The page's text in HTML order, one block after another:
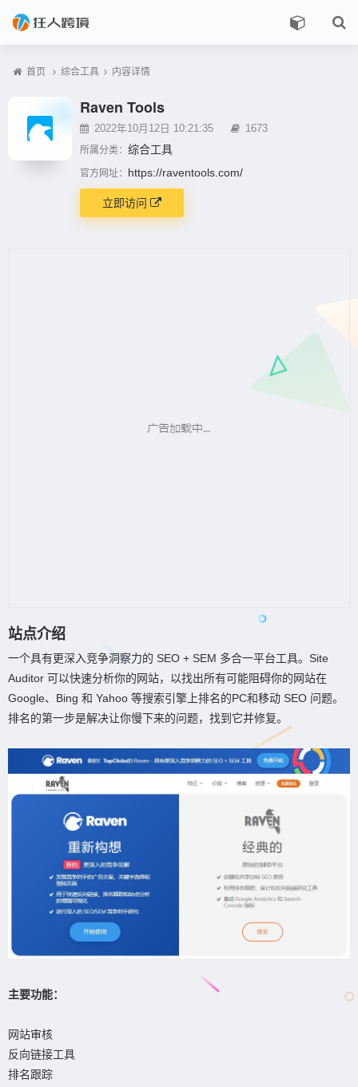
首页 综合工具 内容详情
Raven Tools
2022年10月12日 10:21:35
1673
所属分类： 综合工具
官方网址： https://raventools.com/
立即访问
站点介绍
一个具有更深入竞争洞察力的 SEO + SEM 多合一平台工具。Site
Auditor 可以快速分析你的网站，以找出所有可能阻碍你的网站在
Google、Bing 和 Yahoo 等搜索引擎上排名的PC和移动 SEO 问题。
排名的第一步是解决让你慢下来的问题，找到它并修复。
主要功能：
网站审核
反向链接工具
排名跟踪